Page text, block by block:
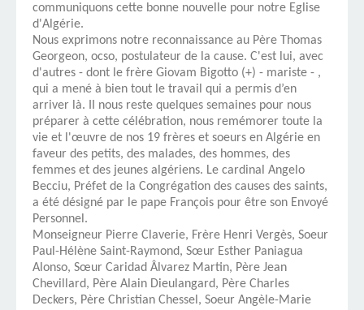
communiquons cette bonne nouvelle pour notre Eglise
d'Algérie.
Nous exprimons notre reconnaissance au Père Thomas
Georgeon, ocso, postulateur de la cause. C'est lui, avec
d'autres - dont le frère Giovam Bigotto (+) - mariste - ,
qui a mené à bien tout le travail qui a permis d’en
arriver là. II nous reste quelques semaines pour nous
préparer à cette célébration, nous remémorer toute la
vie et l'œuvre de nos 19 frères et soeurs en Algérie en
faveur des petits, des malades, des hommes, des
femmes et des jeunes algériens. Le cardinal Angelo
Becciu, Préfet de la Congrégation des causes des saints,
a été désigné par le pape François pour être son Envoyé
Personnel.
Monseigneur Pierre Claverie, Frère Henri Vergès, Soeur
Paul-Hélène Saint-Raymond, Sœur Esther Paniagua
Alonso, Sœur Caridad Âlvarez Martin, Père Jean
Chevillard, Père Alain Dieulangard, Père Charles
Deckers, Père Christian Chessel, Soeur Angèle-Marie